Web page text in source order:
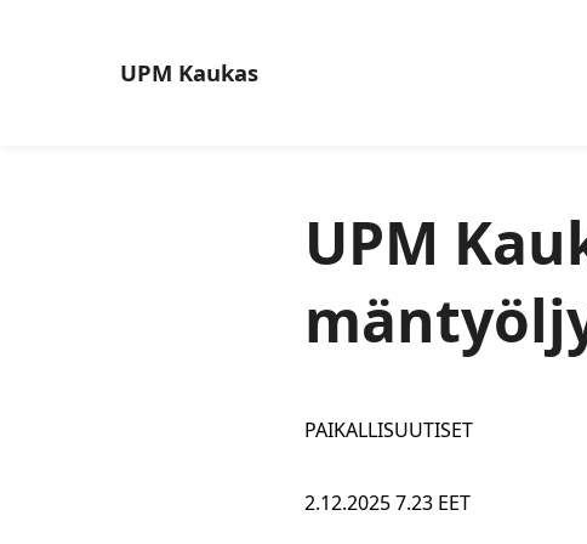
UPM Kaukas
UPM
PAIKALLISUUTISET
2.12.2025 7.23 EET